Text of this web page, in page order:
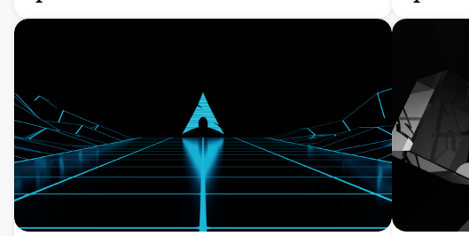
desenvolvedores e entusiastas Linux que buscam estética